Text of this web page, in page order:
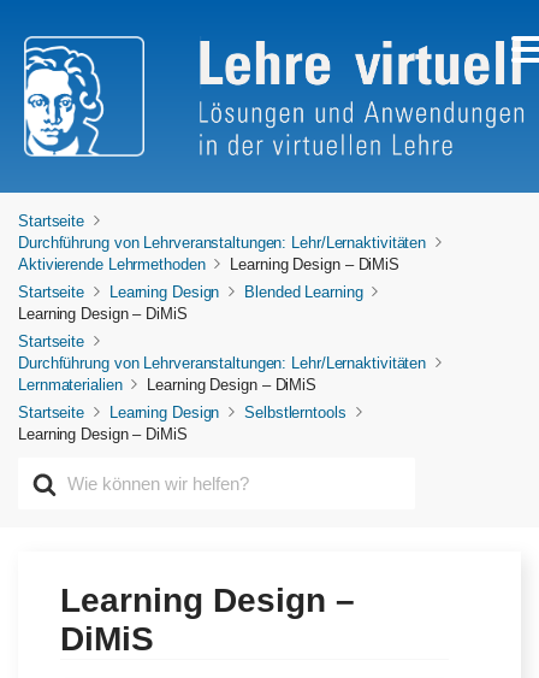
Startseite
Durchführung von Lehrveranstaltungen: Lehr/Lernaktivitäten
Aktivierende Lehrmethoden
Learning Design – DiMiS
Startseite
Learning Design
Blended Learning
Learning Design – DiMiS
Startseite
Durchführung von Lehrveranstaltungen: Lehr/Lernaktivitäten
Lernmaterialien
Learning Design – DiMiS
Startseite
Learning Design
Selbstlerntools
Learning Design – DiMiS
Learning Design –
DiMiS